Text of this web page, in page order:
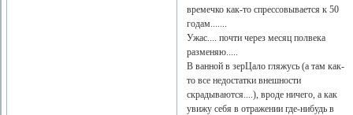
времечко как-то спрессовывается к 50
годам.......
Ужас.... почти через месяц полвека
разменяю.....
В ванной в зерЦало гляжусь (а там как-
то все недостатки внешности
скрадываются....), вроде ничего, а как
увижу себя в отражении где-нибудь в